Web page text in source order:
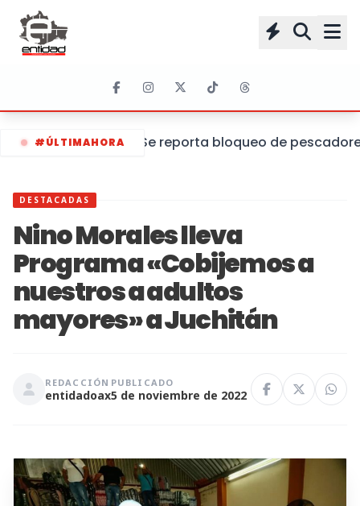
#ÚLTIMAHORA Se reporta bloqueo de
DESTACADAS
Nino Morales lleva
Programa «Cobijemos a
nuestros a adultos
mayores» a Juchitán
REDACCIÓN
entidadoax
PUBLICADO
5 de noviembre de 2022